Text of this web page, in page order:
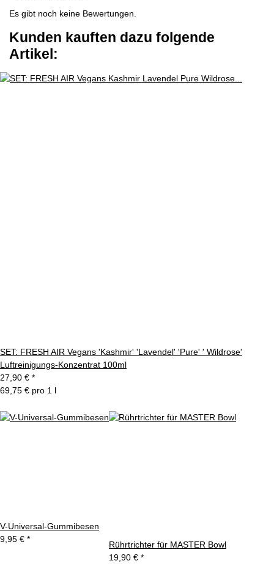
Es gibt noch keine Bewertungen.
Kunden kauften dazu folgende
Artikel:
SET: FRESH AIR Vegans 'Kashmir' 'Lavendel' 'Pure' ' Wildrose'
Luftreinigungs-Konzentrat 100ml
27,90 € *
69,75 € pro 1 l
V-Universal-Gummibesen
9,95 € *
Rührtrichter für MASTER Bowl
19,90 € *